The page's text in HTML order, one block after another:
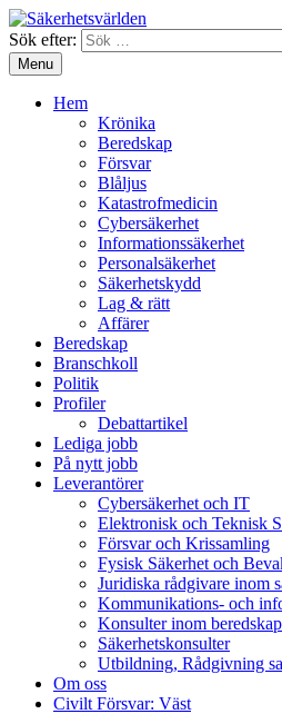
Sök efter:
Menu
Hem
Krönika
Beredskap
Försvar
Blåljus
Katastrofmedicin
Cybersäkerhet
Informationssäkerhet
Personalsäkerhet
Säkerhetskydd
Lag & rätt
Affärer
Beredskap
Branschkoll
Politik
Profiler
Debattartikel
Lediga jobb
På nytt jobb
Leverantörer
Cybersäkerhet och IT
Elektronisk och Teknisk
Försvar och Krissamling
Fysisk Säkerhet och
Juridiska rådgivare inom
Kommunikations- och
Konsulter inom
Säkerhetskonsulter
Utbildning, Rådgivning
Om oss
Civilt Försvar: Väst